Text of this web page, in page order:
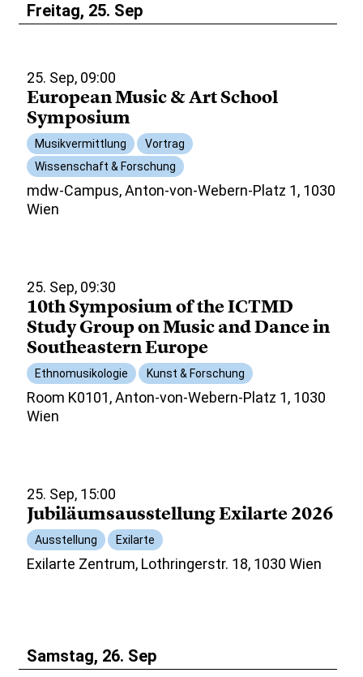
Freitag, 25. Sep
25. Sep, 09:00
European Music & Art School
Symposium
Musikvermittlung
Vortrag
Wissenschaft & Forschung
mdw-Campus, Anton-von-Webern-Platz 1, 1030
Wien
25. Sep, 09:30
10th Symposium of the ICTMD
Study Group on Music and Dance in
Southeastern Europe
Ethnomusikologie Kunst & Forschung
Room K0101, Anton-von-Webern-Platz 1, 1030
Wien
25. Sep, 15:00
Jubiläumsausstellung Exilarte 2026
Ausstellung Exilarte
Exilarte Zentrum, Lothringerstr. 18, 1030 Wien
Samstag, 26. Sep